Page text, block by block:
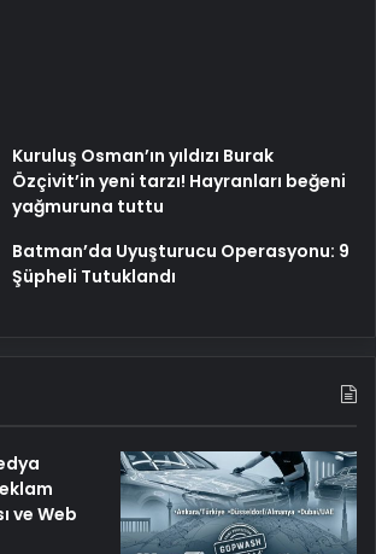
Kuruluş Osman’ın yıldızı Burak
Özçivit’in yeni tarzı! Hayranları beğeni
yağmuruna tuttu
Batman’da Uyuşturucu Operasyonu: 9
Şüpheli Tutuklandı
ve Web